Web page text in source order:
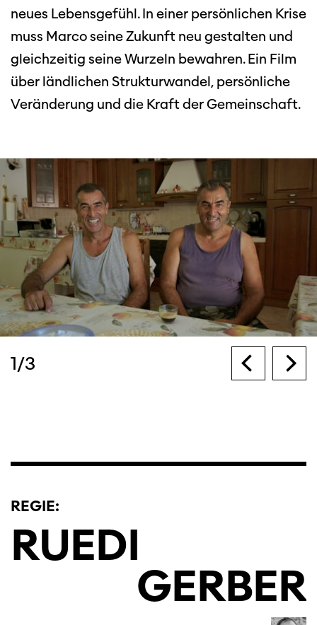
neues Lebensgefühl. In einer persönlichen Krise
muss Marco seine Zukunft neu gestalten und
gleichzeitig seine Wurzeln bewahren. Ein Film
über ländlichen Strukturwandel, persönliche
Veränderung und die Kraft der Gemeinschaft.
1/3
REGIE:
RUEDI
GERBER